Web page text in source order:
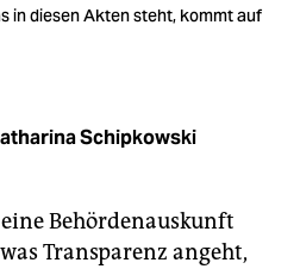
in diesen Akten steht, kommt auf
Schipkowski
Behördenauskunft
Transparenz angeht,